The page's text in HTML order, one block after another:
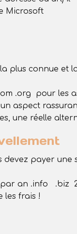
Microsoft
la plus connue
.org pour les
aspect
une réelle
devez payer
an .info .biz
les frais !